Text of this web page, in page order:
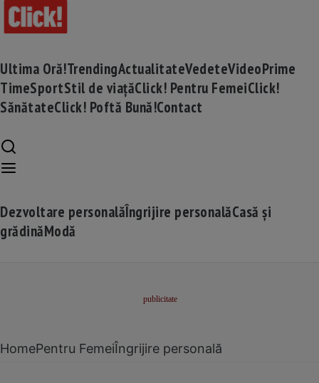
Ultima Oră!TrendingActualitateVedeteVideoPrime
TimeSportStil de viațăClick! Pentru FemeiClick!
SănătateClick! Poftă Bună!Contact
Dezvoltare personalăÎngrijire personalăCasă și
grădinăModă
HomePentru FemeiÎngrijire personală